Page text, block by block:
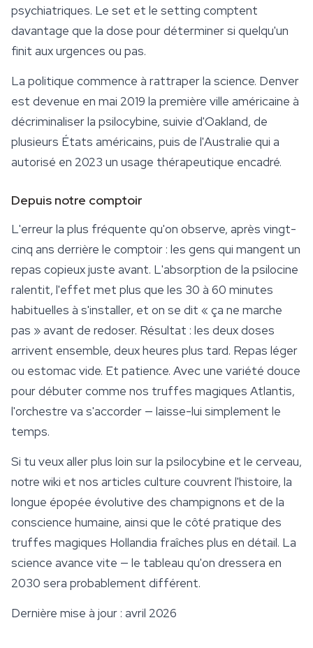
psychiatriques. Le set et le setting comptent
davantage que la dose pour déterminer si quelqu'un
finit aux urgences ou pas.
La politique commence à rattraper la science. Denver
est devenue en mai 2019 la première ville américaine à
décriminaliser la psilocybine, suivie d'Oakland, de
plusieurs États américains, puis de l'Australie qui a
autorisé en 2023 un usage thérapeutique encadré.
Depuis notre comptoir
L'erreur la plus fréquente qu'on observe, après vingt-
cinq ans derrière le comptoir : les gens qui mangent un
repas copieux juste avant. L'absorption de la psilocine
ralentit, l'effet met plus que les 30 à 60 minutes
habituelles à s'installer, et on se dit « ça ne marche
pas » avant de redoser. Résultat : les deux doses
arrivent ensemble, deux heures plus tard. Repas léger
ou estomac vide. Et patience. Avec une variété douce
pour débuter comme nos truffes magiques Atlantis,
l'orchestre va s'accorder — laisse-lui simplement le
temps.
Si tu veux aller plus loin sur la psilocybine et le cerveau,
notre wiki et nos articles culture couvrent l'histoire, la
longue épopée évolutive des champignons et de la
conscience humaine, ainsi que le côté pratique des
truffes magiques Hollandia fraîches plus en détail. La
science avance vite — le tableau qu'on dressera en
2030 sera probablement différent.
Dernière mise à jour : avril 2026